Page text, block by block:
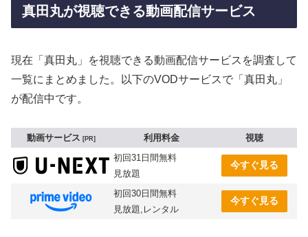
真田丸が視聴できる動画配信サービス
現在「真田丸」を視聴できる動画配信サービスを調査して
一覧にまとめました。以下のVODサービスで「真田丸」
が配信中です。
動画サービス PR 利用料金
視聴
初回31日間無料
見放題
今すぐ見る
初回30日間無料
見放題,レンタル
今すぐ見る